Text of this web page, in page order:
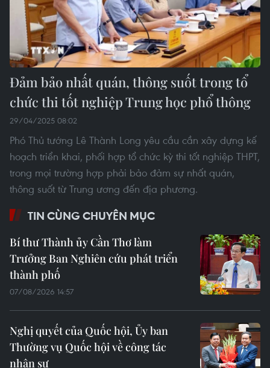
Đảm bảo nhất quán, thông suốt trong tổ
chức thi tốt nghiệp Trung học phổ thông
29/04/2025 08:02
Phó Thủ tướng Lê Thành Long yêu cầu cần xây dựng kế
hoạch triển khai, phối hợp tổ chức kỳ thi tốt nghiệp THPT,
trong mọi trường hợp phải bảo đảm sự nhất quán,
thông suốt từ Trung ương đến địa phương.
TIN CÙNG CHUYÊN MỤC
Bí thư Thành ủy Cần Thơ làm
Trưởng Ban Nghiên cứu phát triển
thành phố
07/08/2026 14:57
Nghị quyết của Quốc hội, Ủy ban
Thường vụ Quốc hội về công tác
nhân sự